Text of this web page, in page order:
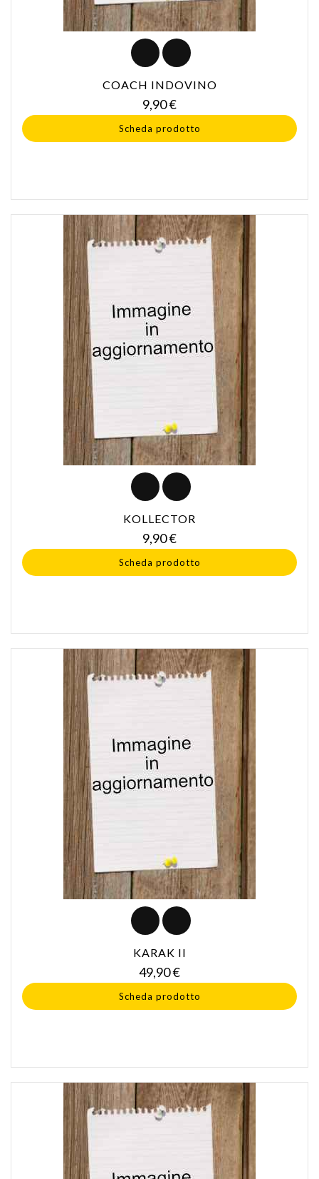
COACH INDOVINO
9,90 €Prezzo
Scheda prodotto
KOLLECTOR
9,90 €Prezzo
Scheda prodotto
KARAK II
49,90 €Prezzo
Scheda prodotto